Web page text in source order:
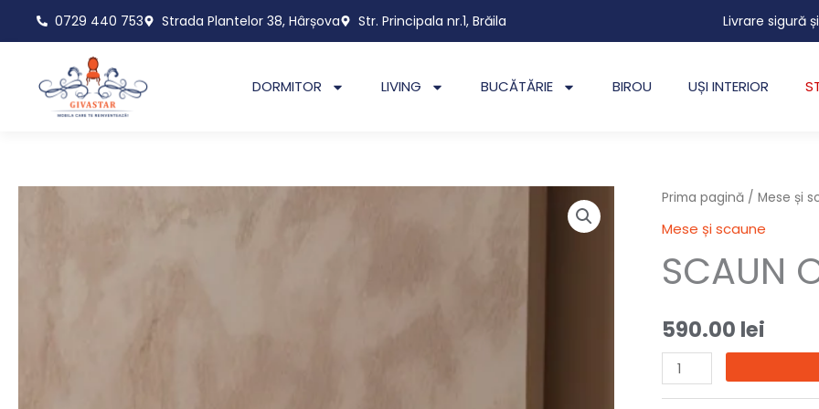
0729 440 753 Strada Plantelor 38, Hârșova Str. Principala nr.1, Brăila Livrare sigură
DORMITOR LIVING BUCĂTĂRIE BIROU UȘI INTERIOR
Prima pagină /Mese și
Mese și scaune
SCAUN
590.00 lei
Cantitate
SCAUN